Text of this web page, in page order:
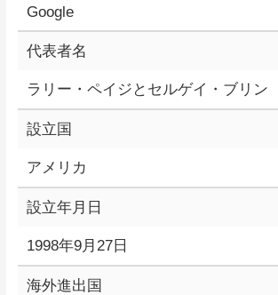
Google
代表者名
ラリー・ペイジとセルゲイ・ブリン
設立国
アメリカ
設立年月日
1998年9月27日
海外進出国